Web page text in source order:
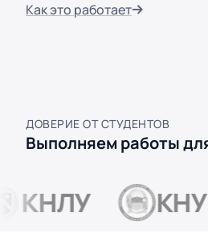
Как это работает
ДОВЕРИЕ ОТ СТУДЕНТОВ
Выполняем работы
КНЛУ КНУ